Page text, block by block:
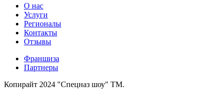
О нас
Услуги
Регионалы
Контакты
Отзывы
Франшиза
Партнеры
Копирайт 2024 "Спецназ шоу" ТМ.